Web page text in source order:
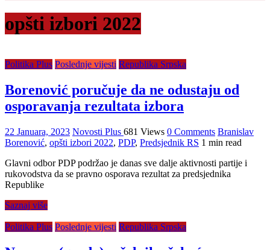
opšti izbori 2022
Politika Plus Poslednje vijesti Republika Srpska
Borenović poručuje da ne odustaju od
osporavanja rezultata izbora
22 Januara, 2023 Novosti Plus 681 Views 0 Comments Branislav
Borenović, opšti izbori 2022, PDP, Predsjednik RS 1 min read
Glavni odbor PDP podržao je danas sve dalje aktivnosti partije i
rukovodstva da se pravno osporava rezultat za predsjednika
Republike
Saznaj više
Politika Plus Poslednje vijesti Republika Srpska